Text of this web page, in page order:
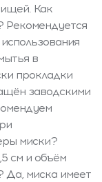
Как
Рекомендуется
в
прокладки
заводскими
миски?
см и объём
Да, миска имеет